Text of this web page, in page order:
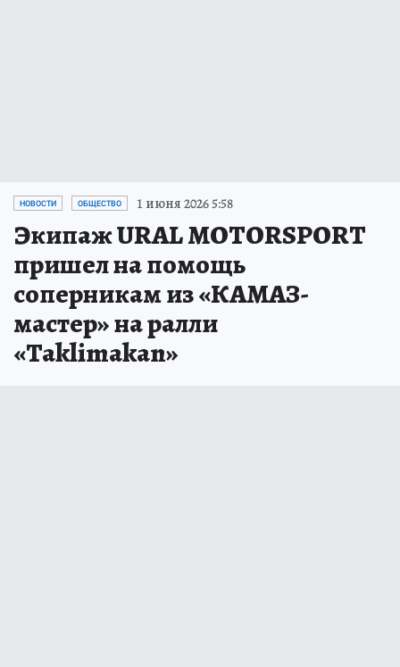
НОВОСТИ ОБЩЕСТВО 1 июня 2026 5:58
Экипаж URAL MOTORSPORT
пришел на помощь
соперникам из «КАМАЗ-
мастер» на ралли
«Taklimakan»